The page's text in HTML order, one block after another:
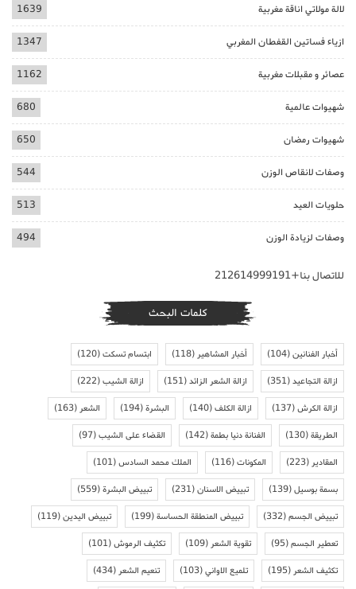
لالة مولاتي اناقة مغربية 1639
ازياء فساتين القفطان المغربي 1347
عصائر و مقبلات مغربية 1162
شهيوات عالمية 680
شهيوات رمضان 650
وصفات لانقاص الوزن 544
حلويات العيد 513
وصفات لزيادة الوزن 494
للاتصال بنا+212614999191
كلمات البحث
أخبار الفنانين(104) أخبار المشاهير(118) ابتسام تسكت(120)
ازالة التجاعيد(351) ازالة الشعر الزائد(151) ازالة الشيب(222)
ازالة الكرش(137) ازالة الكلف(140) البشرة(194) الشعر(163)
الطريقة(130) الفنانة دنيا بطمة(142) القضاء على الشيب(97)
المقادير(223) المكونات(116) الملك محمد السادس(101)
بسمة بوسيل(139) تبييض الاسنان(231) تبييض البشرة(559)
تبييض الجسم(332) تبييض المنطقة الحساسة(199) تبييض اليدين(119)
تعطير الجسم(95) تقوية الشعر(109) تكثيف الرموش(101)
تكثيف الشعر(195) تلميع الاواني(103) تنعيم الشعر(434)